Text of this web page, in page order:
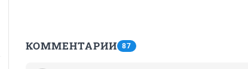
КОММЕНТАРИИ 87